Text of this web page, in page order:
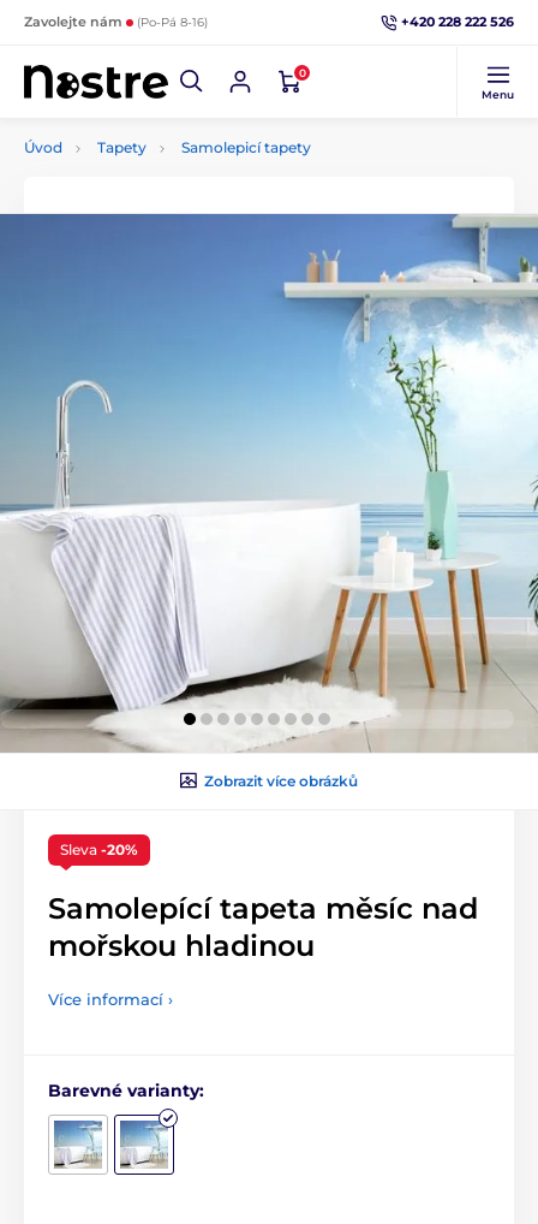
Zavolejte nám (Po-Pá 8-16) +420 228 222 526
0
Menu
Úvod Tapety Samolepicí tapety
Zobrazit více obrázků
Sleva -20%
Samolepící tapeta měsíc nad
mořskou hladinou
Více informací ›
Barevné varianty: